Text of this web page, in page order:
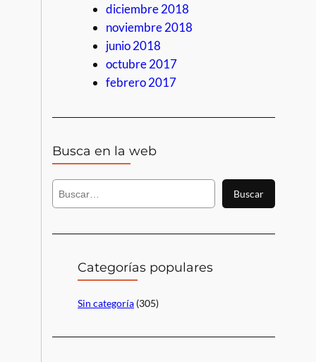
diciembre 2018
noviembre 2018
junio 2018
octubre 2017
febrero 2017
Busca en la web
B
c
Buscar
Categorías populares
Sin categoría (305)